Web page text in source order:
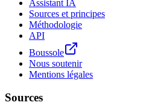
Assistant IA
Sources et principes
Méthodologie
API
Boussole
Nous soutenir
Mentions légales
Sources